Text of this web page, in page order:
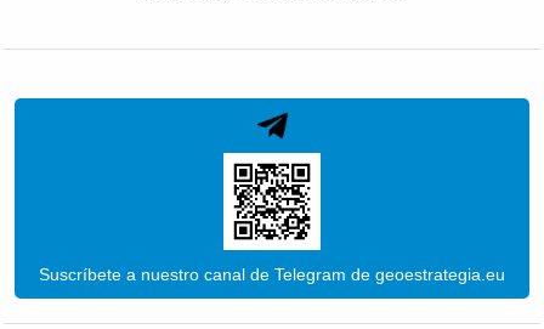
Suscríbete a nuestro canal de Telegram de geoestrategia.eu